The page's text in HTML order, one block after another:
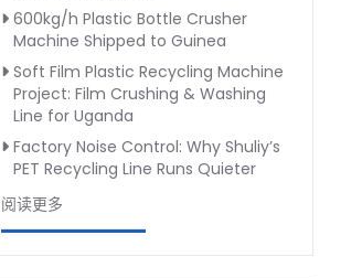
600kg/h Plastic Bottle Crusher
Machine Shipped to Guinea
Soft Film Plastic Recycling Machine
Project: Film Crushing & Washing
Line for Uganda
Factory Noise Control: Why Shuliy’s
PET Recycling Line Runs Quieter
阅读更多